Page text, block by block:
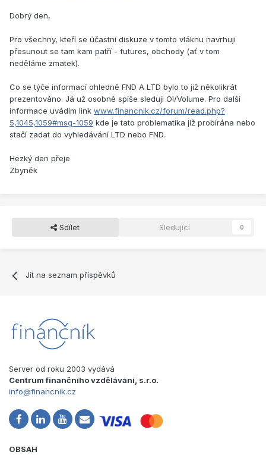
Dobrý den,
Pro všechny, kteří se účastní diskuze v tomto vláknu navrhuji
přesunout se tam kam patří - futures, obchody (ať v tom
neděláme zmatek).
Co se týče informací ohledně FND A LTD bylo to již několikrát
prezentováno. Já už osobně spíše sleduji OI/Volume. Pro další
informace uvádím link www.financnik.cz/forum/read.php?
5,1045,1059#msg-1059 kde je tato problematika již probírána nebo
stačí zadat do vyhledávání LTD nebo FND.
Hezký den přeje
Zbyněk
Sdílet Sledující 0
Jít na seznam příspěvků
Server od roku 2003 vydává
Centrum finančního vzdělávání, s.r.o.
info@financnik.cz
OBSAH